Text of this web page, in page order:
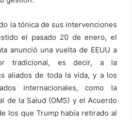
la tónica de sus intervenciones
el pasado 20 de enero, el
anunció una vuelta de EEUU a
tradicional, es decir, a la
aliados de toda la vida, y a los
internacionales, como la
de la Salud (OMS) y el Acuerdo
los que Trump había retirado al